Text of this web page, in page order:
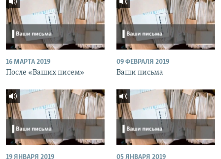
16 МАРТА 2019
После «Ваших писем»
09 ФЕВРАЛЯ 2019
Ваши письма
19 ЯНВАРЯ 2019 05 ЯНВАРЯ 2019